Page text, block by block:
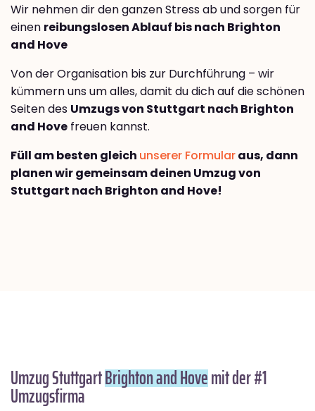
Wir nehmen dir den ganzen Stress ab und sorgen für
einen reibungslosen Ablauf bis nach Brighton
and Hove
Von der Organisation bis zur Durchführung – wir
kümmern uns um alles, damit du dich auf die schönen
Seiten des Umzugs von Stuttgart nach Brighton
and Hove freuen kannst.
Füll am besten gleich unserer Formularaus, dann
planen wir gemeinsam deinen Umzug von
Stuttgart nach Brighton and Hove!
Umzug StuttgartBrighton and Hovemit der #1
Umzugsfirma